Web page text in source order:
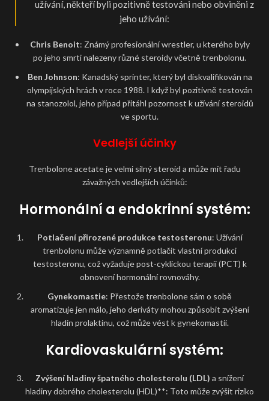
užívání, někteří byli pozitivně testováni nebo obviněni z
jeho užívání:
Chris Benoit: Známý profesionální wrestler, u kterého byly
po jeho smrti nalezeny různé steroidy včetně trenbolonu.
Ben Johnson: Kanadský sprinter, který byl diskvalifikován na
olympijských hrách v roce 1988. I když byl pozitivně testován
na stanozolol, jeho případ přitáhl pozornost k užívání steroidů
ve sportu.
Vedlejší účinky
Trenbolone acetate je velmi silný steroid a může mít řadu
závažných vedlejších účinků:
Hormonální a endokrinní systém:
Potlačení přirozené produkce testosteronu: Užívání
trenbolonu může významně potlačit vlastní produkci
testosteronu, což vyžaduje post-cyklickou terapii (PCT) k
obnovení hormonální rovnováhy.
Gynekomastie: Přestože trenbolone sám o sobě
aromatizuje jen málo, jeho deriváty mohou způsobit zvýšení
hladin prolaktinu, což může vést k gynekomastii.
Kardiovaskulární systém:
Zvýšení hladiny špatného cholesterolu (LDL) a snížení
hladiny dobrého cholesterolu (HDL)**: Toto může zvýšit riziko